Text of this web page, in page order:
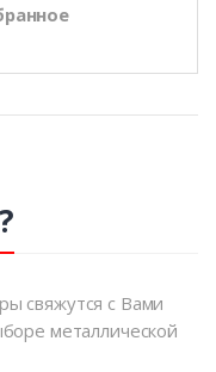
свяжутся с Вами
металлической